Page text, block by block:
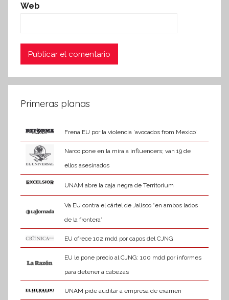
Web
Primeras planas
Frena EU por la violencia ‘avocados from Mexico’
Narco pone en la mira a influencers; van 19 de
ellos asesinados
UNAM abre la caja negra de Territorium
Va EU contra el cártel de Jalisco “en ambos lados
de la frontera”
EU ofrece 102 mdd por capos del CJNG
EU le pone precio al CJNG: 100 mdd por informes
para detener a cabezas
UNAM pide auditar a empresa de examen